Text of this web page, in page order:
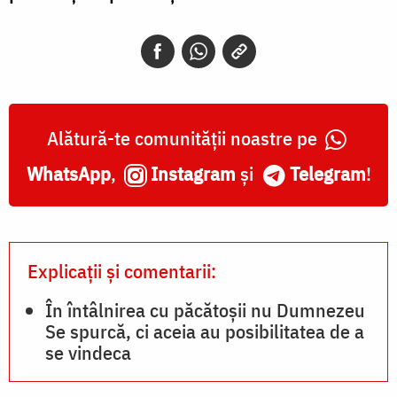
Alătură-te comunității noastre pe
WhatsApp, Instagram și Telegram!
Explicații și comentarii:
În întâlnirea cu păcătoșii nu Dumnezeu
Se spurcă, ci aceia au posibilitatea de a
se vindeca